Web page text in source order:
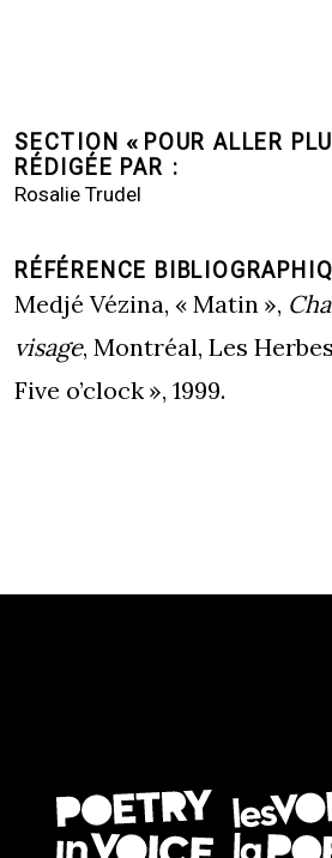
SECTION « POUR ALLER
RÉDIGÉE PAR
Rosalie Trudel
RÉFÉRENCE
Medjé Vézina, « Matin »,
visage, Montréal, Les
Five o’clock », 1999.